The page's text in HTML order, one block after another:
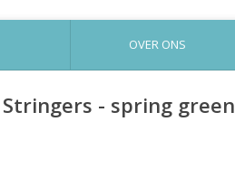
OVER ONS
- spring green